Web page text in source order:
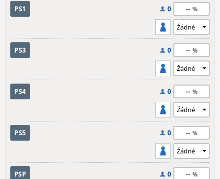
PS1 0 --
PS3 0 --
PS4 0 --
PS5 0 --
PSP 0 --